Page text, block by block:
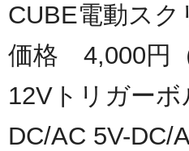
CUBE電動スク
価格 4,000円（
12Vトリガー
DC/AC 5V-DC/